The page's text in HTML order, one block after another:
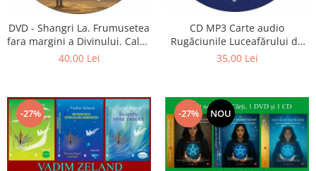
DVD - Shangri La. Frumusetea
fara margini a Divinului. Calea
catre fericire
40,00 Lei
CD MP3 Carte audio
Rugăciunile Luceafărului de
dimineață
35,00 Lei
-27% -27% NOU